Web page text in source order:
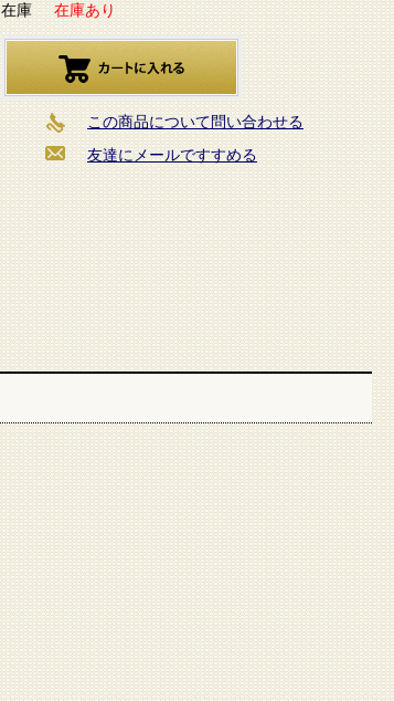
在庫 在庫あり
この商品について問い合わせる
友達にメールですすめる